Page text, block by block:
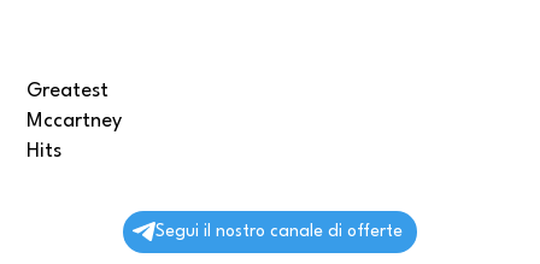
Greatest
Mccartney
Hits
Segui il nostro canale di offerte